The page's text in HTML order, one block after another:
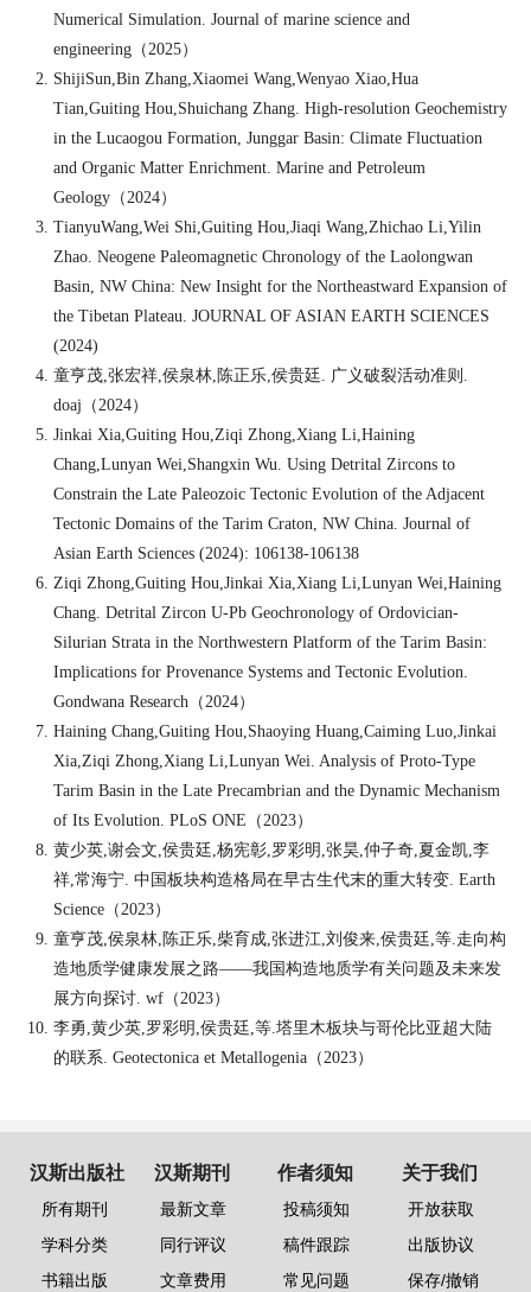
Numerical Simulation. Journal of marine science and
engineering（2025）
ShijiSun,Bin Zhang,Xiaomei Wang,Wenyao Xiao,Hua
Tian,Guiting Hou,Shuichang Zhang. High-resolution Geochemistry
in the Lucaogou Formation, Junggar Basin: Climate Fluctuation
and Organic Matter Enrichment. Marine and Petroleum
Geology（2024）
TianyuWang,Wei Shi,Guiting Hou,Jiaqi Wang,Zhichao Li,Yilin
Zhao. Neogene Paleomagnetic Chronology of the Laolongwan
Basin, NW China: New Insight for the Northeastward Expansion of
the Tibetan Plateau. JOURNAL OF ASIAN EARTH SCIENCES
(2024)
童亨茂,张宏祥,侯泉林, 陈正乐,侯贵廷. 广义破裂活动准则 .
doaj（2024）
Jinkai Xia,Guiting Hou,Ziqi Zhong,Xiang Li,Haining
Chang,Lunyan Wei,Shangxin Wu. Using Detrital Zircons to
Constrain the Late Paleozoic Tectonic Evolution of the Adjacent
Tectonic Domains of the Tarim Craton, NW China. Journal of
Asian Earth Sciences (2024): 106138-106138
Ziqi Zhong,Guiting Hou,Jinkai Xia,Xiang Li,Lunyan Wei,Haining
Chang. Detrital Zircon U-Pb Geochronology of Ordovician-
Silurian Strata in the Northwestern Platform of the Tarim Basin:
Implications for Provenance Systems and Tectonic Evolution.
Gondwana Research（2024）
Haining Chang,Guiting Hou,Shaoying Huang,Caiming Luo,Jinkai
Xia,Ziqi Zhong,Xiang Li,Lunyan Wei. Analysis of Proto-Type
Tarim Basin in the Late Precambrian and the Dynamic Mechanism
of Its Evolution. PLoS ONE（2023）
黄少英,谢会文,侯贵廷,杨宪彰,罗彩明 ,张昊,仲子奇,夏金凯,李
祥,常海宁. 中国板块构造格局在早古生代末的重大转变. Earth
Science（2023）
童亨茂,侯泉林, 陈正乐,柴育成,张进江,刘俊来,侯贵廷,等.走向构
造地质学健康发展之路——我国构造地质学有关问题及未来发
展方向探讨. wf（2023）
李勇,黄少英,罗彩明 ,侯贵廷,等.塔里木板块与哥伦比亚超大陆
的联系. Geotectonica et Metallogenia（2023）
汉斯出版社
所有期刊
学科分类
书籍出版
汉斯期刊
最新文章
同行评议
文章费用
作者须知
投稿须知
稿件跟踪
常见问题
关于我们
开放获取
出版协议
保存/撤销